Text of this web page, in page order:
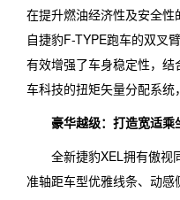
在提升燃油经济性及安全
自捷豹F-TYPE跑车的双叉
有效增强了车身稳定性，
车科技的扭矩矢量分配系统
豪华越级：打造宽适乘
全新捷豹XEL拥有傲视
准轴距车型优雅线条、动